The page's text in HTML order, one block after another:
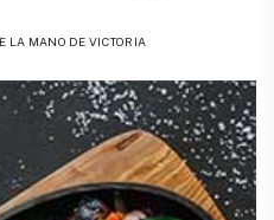
LA MANO DE VICTORIA